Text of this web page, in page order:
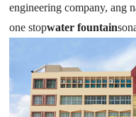
engineering company, ang
one stopwater fountain